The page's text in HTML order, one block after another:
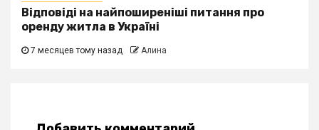
Відповіді на найпоширеніші питання про
оренду житла в Україні
7 месяцев тому назад Алина